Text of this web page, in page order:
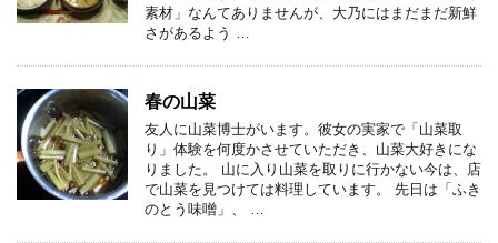
素材」なんてありませんが、大乃にはまだまだ新鮮
さがあるよう …
春の山菜
友人に山菜博士がいます。彼女の実家で「山菜取
り」体験を何度かさせていただき、山菜大好きにな
りました。 山に入り山菜を取りに行かない今は、店
で山菜を見つけては料理しています。 先日は「ふき
のとう味噌」、 …